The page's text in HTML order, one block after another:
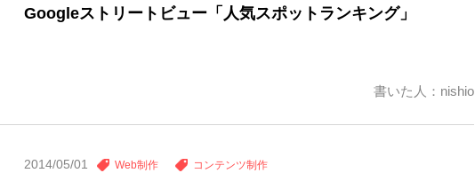
Googleストリートビュー「人気スポットランキング」
書いた人：nishio
2014/05/01 Web制作 コンテンツ制作